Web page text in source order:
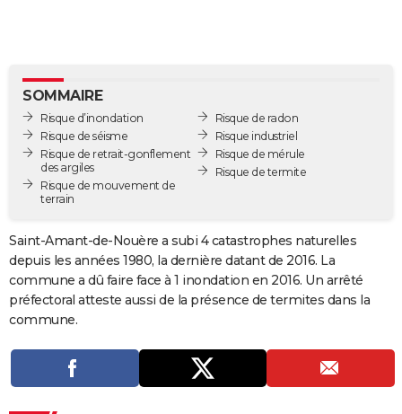
BONS PLANS
CARTE DE VOEUX
Carte de Noël
Carte Bonne année
Carte Saint-Valentin
Carte Pâques
Carte d'anniversaire
DICTIONNAIRE
Dictionnaire
Biographies
Citations
Expressions
Proverbes
PROGRAMME TV
COPAINS D'AVANT
S'inscrire
Se connecter
Lycées
Collèges
Primaires
Universités
Entreprises
Service militaire
Avis de recherche
AVIS DE DÉCÈS
SOMMAIRE
Risque d’inondation
Risque de séisme
Risque de retrait-gonflement
des argiles
Risque de mouvement de
terrain
Risque de radon
Risque industriel
Risque de mérule
Risque de termite
Saint-Amant-de-Nouère a subi 4 catastrophes naturelles
depuis les années 1980, la dernière datant de 2016. La
commune a dû faire face à 1 inondation en 2016. Un arrêté
préfectoral atteste aussi de la présence de termites dans la
commune.